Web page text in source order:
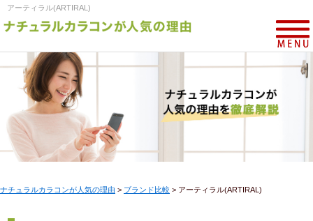
アーティラル(ARTIRAL)
ナチュラルカラコンが人気の理由 > ブランド比較 > アーティラル(ARTIRAL)